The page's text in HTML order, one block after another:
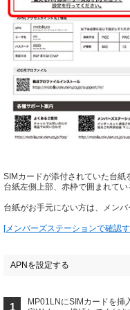
SIMカードが添付されていた台紙
台紙左側上部、赤枠で囲まれてい
台紙がお手元にない方は、メン
[メンバーズステーションで確認
APNを設定する
1
MP01LNにSIMカードを挿